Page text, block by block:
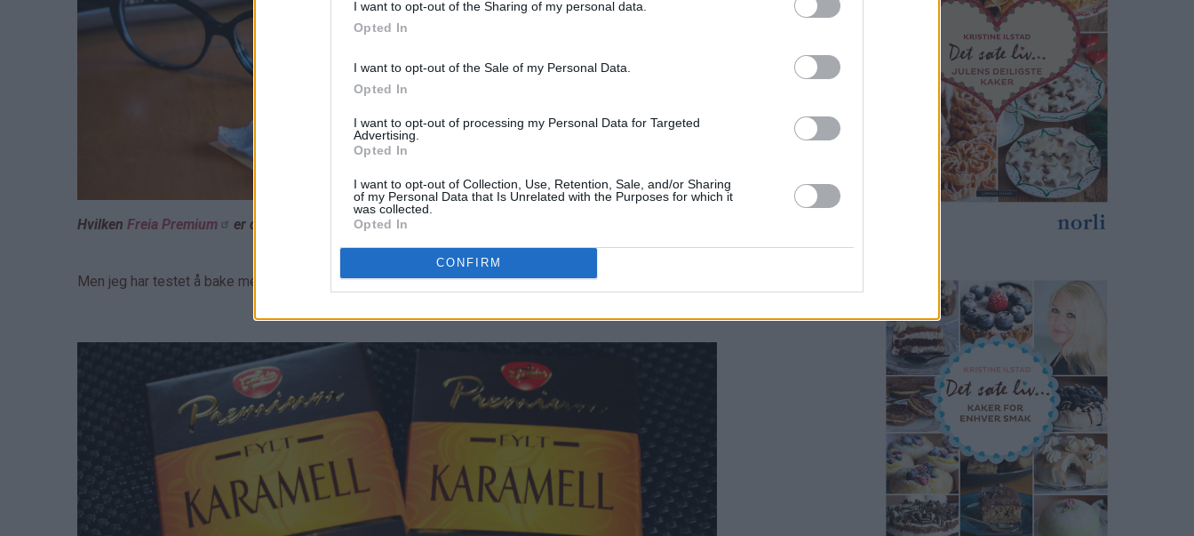
I want to opt-out of the Sharing of my personal data.
Opted In
I want to opt-out of the Sale of my Personal Data.
Opted In
I want to opt-out of processing my Personal Data for Targeted
Advertising.
Opted In
I want to opt-out of Collection, Use, Retention, Sale, and/or Sharing
of my Personal Data that Is Unrelated with the Purposes for which it
was collected.
Opted In
CONFIRM
Hvilken Freia Premium er din favoritt?
Men jeg har testet å bake med Freia Premium Karamell!